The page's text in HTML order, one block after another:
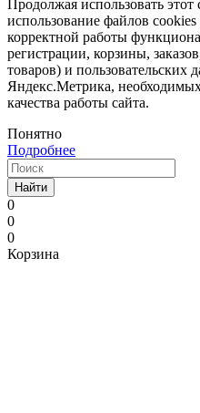
Продолжая использовать этот
использование файлов
корректной работы
регистрации, корзины,
товаров) и
Яндекс.Метрика,
качества работы сайта.
Понятно
Подробнее
Найти
0
0
0
Корзина